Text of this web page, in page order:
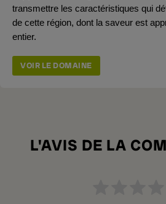
transmettre les caractéristiques qui
de cette région, dont la saveur est
entier.
VOIR LE DOMAINE
L'AVIS DE LA